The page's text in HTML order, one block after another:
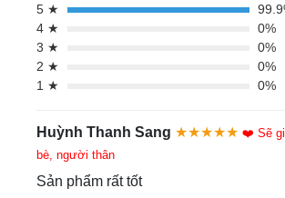
5 ★
4 ★
0%
3 ★
0%
2 ★
0%
1 ★
0%
Huỳnh Thanh Sang ★★★★★ ❤️ Sẽ
bè, người thân
Sản phẩm rất tốt